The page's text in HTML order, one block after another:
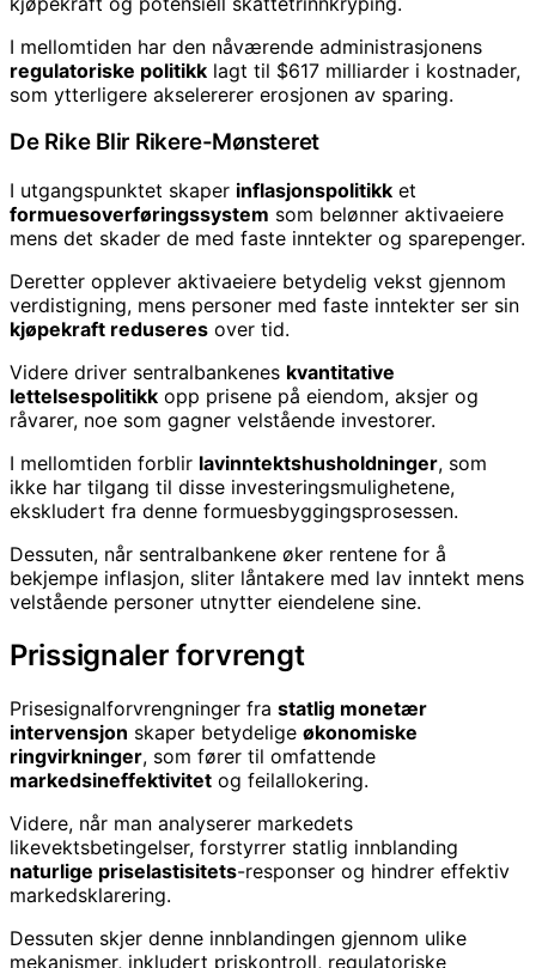
I mellomtiden har den nåværende administrasjonens
regulatoriske politikk lagt til $617 milliarder i kostnader,
som ytterligere akselererer erosjonen av sparing.
De Rike Blir Rikere-Mønsteret
I utgangspunktet skaper inflasjonspolitikk et
formuesoverføringssystem som belønner aktivaeiere
mens det skader de med faste inntekter og sparepenger.
Deretter opplever aktivaeiere betydelig vekst gjennom
verdistigning, mens personer med faste inntekter ser sin
kjøpekraft reduseres over tid.
Videre driver sentralbankenes kvantitative
lettelsespolitikk opp prisene på eiendom, aksjer og
råvarer, noe som gagner velstående investorer.
I mellomtiden forblir lavinntektshusholdninger, som
ikke har tilgang til disse investeringsmulighetene,
ekskludert fra denne formuesbyggingsprosessen.
Dessuten, når sentralbankene øker rentene for å
bekjempe inflasjon, sliter låntakere med lav inntekt mens
velstående personer utnytter eiendelene sine.
Prissignaler forvrengt
Prisesignalforvrengninger fra statlig monetær
intervensjon skaper betydelige økonomiske
ringvirkninger, som fører til omfattende
markedsineffektivitet og feilallokering.
Videre, når man analyserer markedets
likevektsbetingelser, forstyrrer statlig innblanding
naturlige priselastisitets-responser og hindrer effektiv
markedsklarering.
Dessuten skjer denne innblandingen gjennom ulike
mekanismer, inkludert priskontroll, regulatoriske